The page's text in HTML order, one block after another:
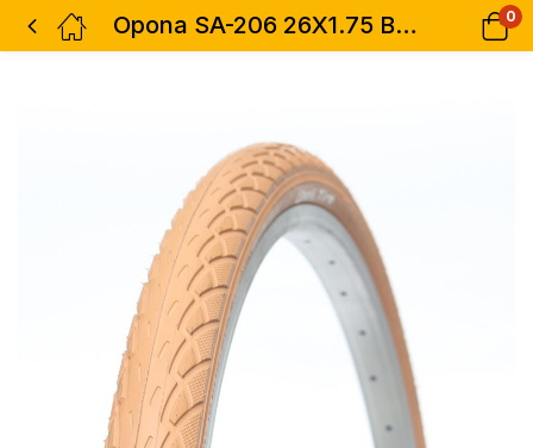
Opona SA-206 26X1.75 BROWN2704 0